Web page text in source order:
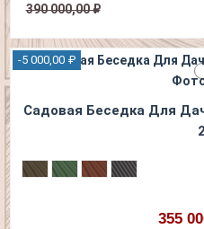
390 000,00 ₽
-5 000,00 ₽
Садовая Беседка Для
2
355